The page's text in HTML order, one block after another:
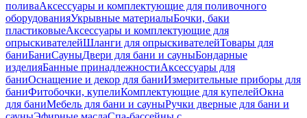
поливаАксессуары и комплектующие для поливочного
оборудованияУкрывные материалыБочки, баки
пластиковыеАксессуары и комплектующие для
опрыскивателейШланги для опрыскивателейТовары для
баниБаниСауныДвери для бани и сауныБондарные
изделияБанные принадлежностиАксессуары для
баниОснащение и декор для баниИзмерительные приборы для
баниФитобочки, купелиКомплектующие для купелейОкна
для баниМебель для бани и сауныРучки дверные для бани и